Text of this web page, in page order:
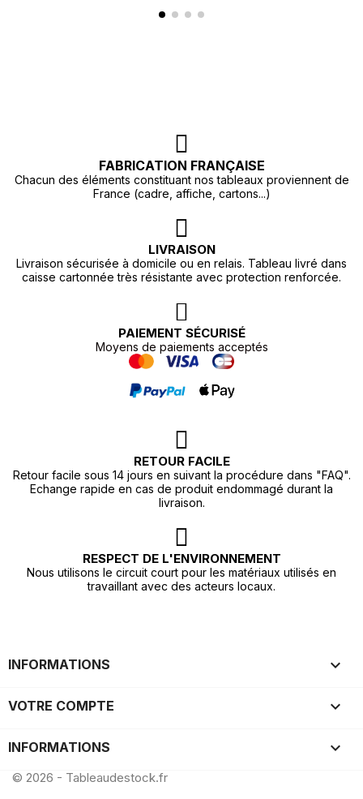
FABRICATION FRANÇAISE
Chacun des éléments constituant nos tableaux proviennent de
France (cadre, affiche, cartons...)
LIVRAISON
Livraison sécurisée à domicile ou en relais. Tableau livré dans
caisse cartonnée très résistante avec protection renforcée.
PAIEMENT SÉCURISÉ
Moyens de paiements acceptés
RETOUR FACILE
Retour facile sous 14 jours en suivant la procédure dans "FAQ".
Echange rapide en cas de produit endommagé durant la
livraison.
RESPECT DE L'ENVIRONNEMENT
Nous utilisons le circuit court pour les matériaux utilisés en
travaillant avec des acteurs locaux.
INFORMATIONS 
VOTRE COMPTE 
INFORMATIONS keyboard_arrow_down
© 2026 - Tableaudestock.fr